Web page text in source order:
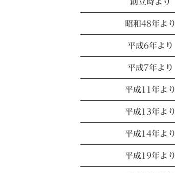
昭和48年より
平成6年より
平成7年より
平成11年より
平成13年より
平成14年より
平成19年より